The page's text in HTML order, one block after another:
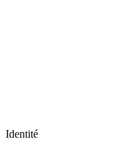
Identité